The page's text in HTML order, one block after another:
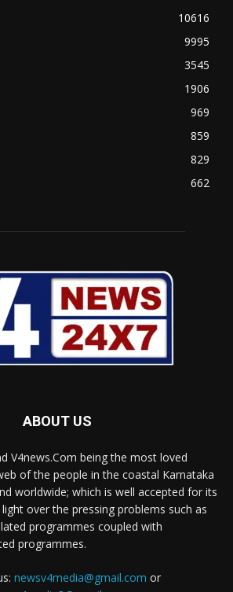
10616
9995
3545
1906
969
859
829
662
ABOUT US
V4news.Com being the most loved
of the people in the coastal Karnataka
worldwide; which is well accepted for its
over the pressing problems such as
programmes coupled with
programmes.
newsv4media@gmail.com or